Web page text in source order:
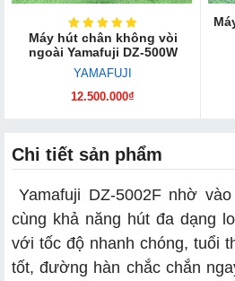
Máy hút chân không vòi
ngoài Yamafuji DZ-500W
YAMAFUJI
12.500.000₫
Chi tiết sản phẩm
Yamafuji DZ-5002F nhờ
cùng khả năng hút đa dạng
với tốc độ nhanh chóng, tuổi
tốt, đường hàn chắc chắn